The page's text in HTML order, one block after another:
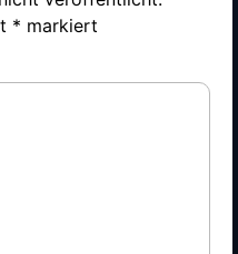
* markiert